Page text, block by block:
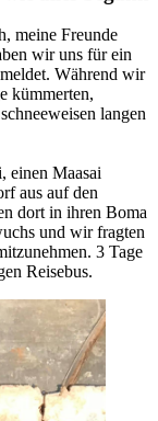
meine Freunde
wir uns für ein
Während wir
kümmerten,
langen
einen Maasai
aus auf den
dort in ihren Boma
und wir fragten
3 Tage
Reisebus.